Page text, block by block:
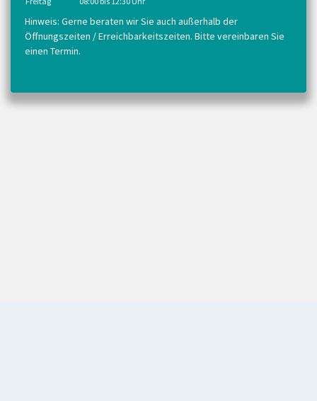
Hinweis: Gerne beraten wir Sie auch außerhalb der
Öffnungszeiten / Erreichbarkeitszeiten. Bitte vereinbaren Sie
einen Termin.